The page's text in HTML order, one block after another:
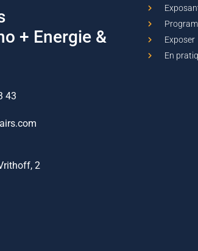
+ Energie &
43
2
Exposer
En